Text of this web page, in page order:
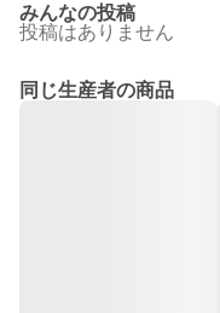
みんなの投稿
投稿はありません
同じ生産者の商品